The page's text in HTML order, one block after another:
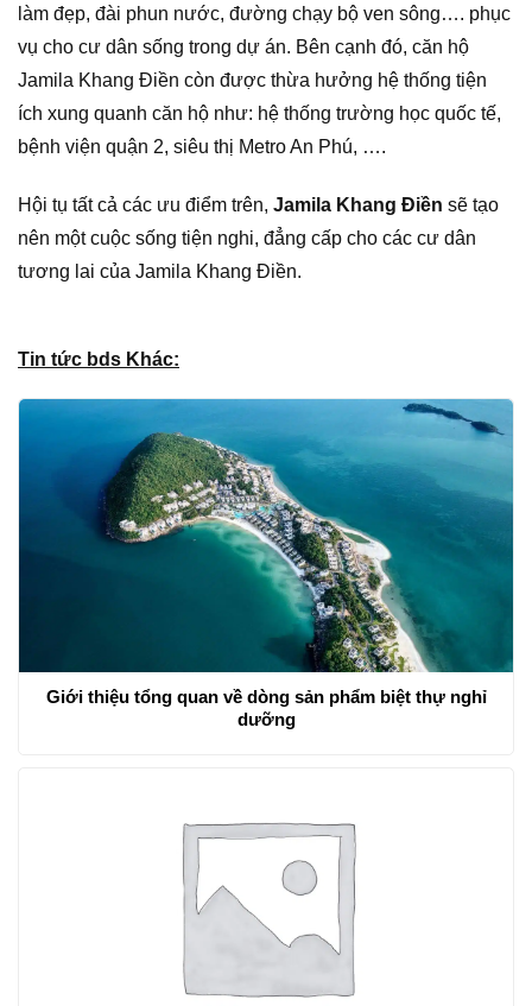
làm đẹp, đài phun nước, đường chạy bộ ven sông…. phục
vụ cho cư dân sống trong dự án. Bên cạnh đó, căn hộ
Jamila Khang Điền còn được thừa hưởng hệ thống tiện
ích xung quanh căn hộ như: hệ thống trường học quốc tế,
bệnh viện quận 2, siêu thị Metro An Phú, ….
Hội tụ tất cả các ưu điểm trên, Jamila Khang Điền sẽ tạo
nên một cuộc sống tiện nghi, đẳng cấp cho các cư dân
tương lai của Jamila Khang Điền.
Tin tức bds Khác:
Giới thiệu tổng quan về dòng sản phẩm biệt thự nghỉ
dưỡng